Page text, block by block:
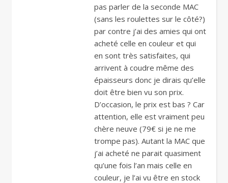
pas parler de la seconde MAC
(sans les roulettes sur le côté?)
par contre j’ai des amies qui ont
acheté celle en couleur et qui
en sont très satisfaites, qui
arrivent à coudre même des
épaisseurs donc je dirais qu’elle
doit être bien vu son prix.
D’occasion, le prix est bas ? Car
attention, elle est vraiment peu
chère neuve (79€ si je ne me
trompe pas). Autant la MAC que
j’ai acheté ne parait quasiment
qu’une fois l’an mais celle en
couleur, je l’ai vu être en stock